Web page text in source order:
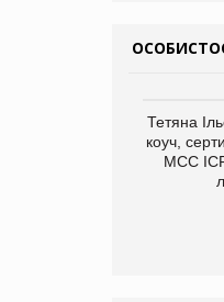
Тетяна
коуч,
МСС